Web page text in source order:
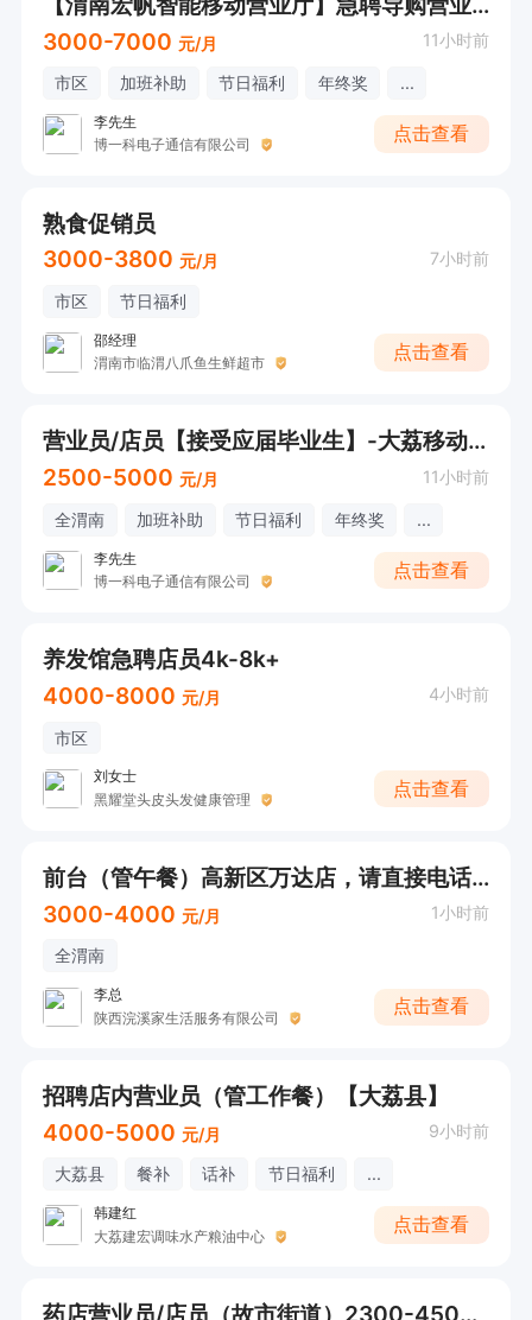
3000-7000 元/月 11小时前
市区 加班补助 节日福利 年终奖 ...
李先生
博一科电子通信有限公司
点击查看
熟食促销员
3000-3800 元/月 7小时前
市区 节日福利
邵经理
渭南市临渭八爪鱼生鲜超市
点击查看
营业员/店员【接受应届毕业生】-大荔移动营业厅
2500-5000 元/月 11小时前
全渭南 加班补助 节日福利 年终奖 ...
李先生
博一科电子通信有限公司
点击查看
养发馆急聘店员4k-8k+
4000-8000 元/月 4小时前
市区
刘女士
黑耀堂头皮头发健康管理
点击查看
前台（管午餐）高新区万达店，请直接电话联系
3000-4000 元/月 1小时前
全渭南
李总
陕西浣溪家生活服务有限公司
点击查看
招聘店内营业员（管工作餐）【大荔县】
4000-5000 元/月 9小时前
大荔县 餐补 话补 节日福利 ...
韩建红
大荔建宏调味水产粮油中心
点击查看
药店营业员/店员（故市街道）2300-4500元